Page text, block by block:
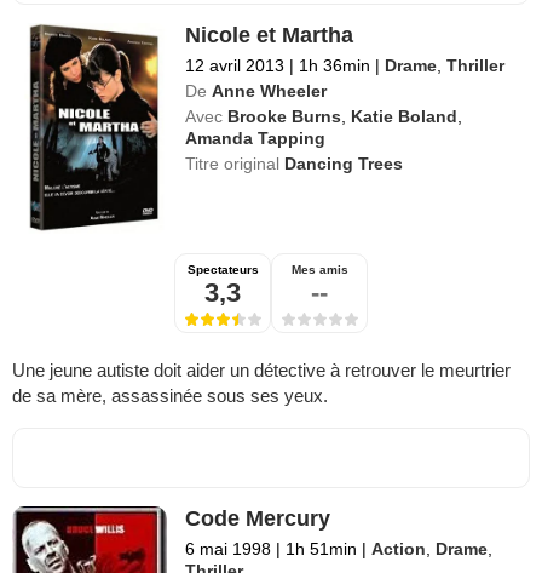
Nicole et Martha
12 avril 2013 | 1h 36min | Drame ,Thriller
De Anne Wheeler
Avec Brooke Burns Katie Boland
Amanda Tapping
Titre original Dancing Trees
Spectateurs
3,3
Mes amis
--
Une jeune autiste doit aider un détective à retrouver le meurtrier
de sa mère, assassinée sous ses yeux.
Code Mercury
6 mai 1998 | 1h 51min | Action Drame